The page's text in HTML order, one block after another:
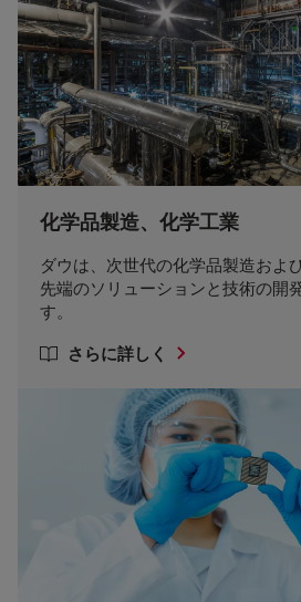
化学品製造、化学工業
ダウは、次世代の化学品製造およ
先端のソリューションと技術の開
す。
さらに詳しく